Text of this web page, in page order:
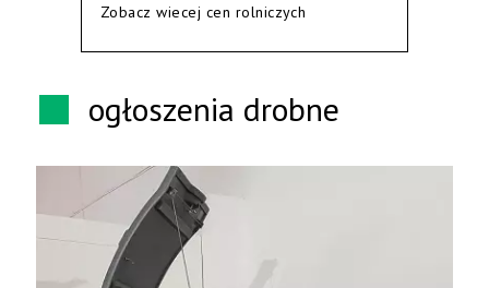
Zobacz wiecej cen rolniczych
ogłoszenia drobne